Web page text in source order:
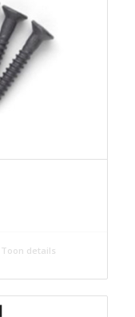
Toon details